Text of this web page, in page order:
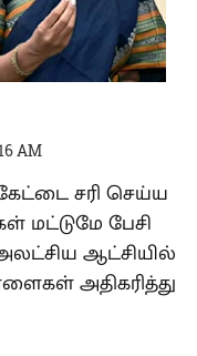
AM
சரி செய்ய
மட்டுமே பேசி
ஆட்சியில்
அதிகரித்து